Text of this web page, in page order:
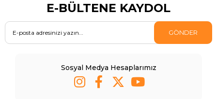
E-BÜLTENE KAYDOL
GÖNDER
Sosyal Medya Hesaplarımız